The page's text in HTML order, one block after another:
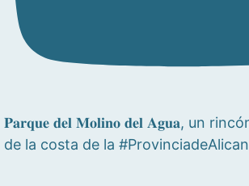
𝐏𝐚𝐫𝐪𝐮𝐞 𝐝𝐞𝐥 𝐌𝐨𝐥𝐢𝐧𝐨 𝐝𝐞𝐥 𝐀𝐠𝐮𝐚, un
de la costa de la